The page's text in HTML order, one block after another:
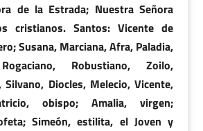
de la Estrada; Nuestra Señora
cristianos. Santos: Vicente de
Susana, Marciana, Afra, Paladia,
Robustiano, Zoilo,
Silvano, Diocles, Melecio, Vicente,
obispo; Amalia, virgen;
Simeón, estilita, el Joven y